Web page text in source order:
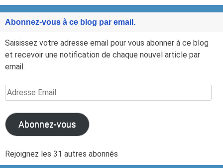
Abonnez-vous à ce blog par email.
Saisissez votre adresse email pour vous abonner à ce blog
et recevoir une notification de chaque nouvel article par
email.
Adresse
Email
Abonnez-vous
Rejoignez les 31 autres abonnés